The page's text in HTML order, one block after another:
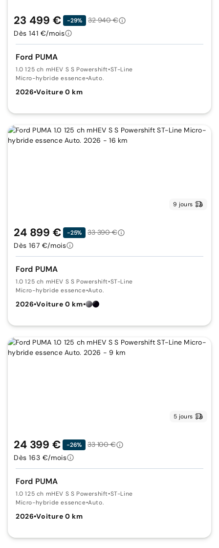
Ford PUMA
1.0 125 ch mHEV S S Powershift•ST-Line
Micro-hybride essence•Auto.
2026•Voiture 0 km
23 499 € -29%
32 940 €
Dès 141 €/mois
9 jours
Ford PUMA
1.0 125 ch mHEV S S Powershift•ST-Line
Micro-hybride essence•Auto.
2026•Voiture 0 km•
24 899 € -25%
33 390 €
Dès 167 €/mois
5 jours
Ford PUMA
1.0 125 ch mHEV S S Powershift•ST-Line
Micro-hybride essence•Auto.
2026•Voiture 0 km
24 399 € -26%
33 100 €
Dès 163 €/mois